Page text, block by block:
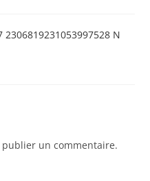
un commentaire.